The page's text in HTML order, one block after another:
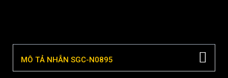
MÔ TẢ NHẪN SGC-N0895